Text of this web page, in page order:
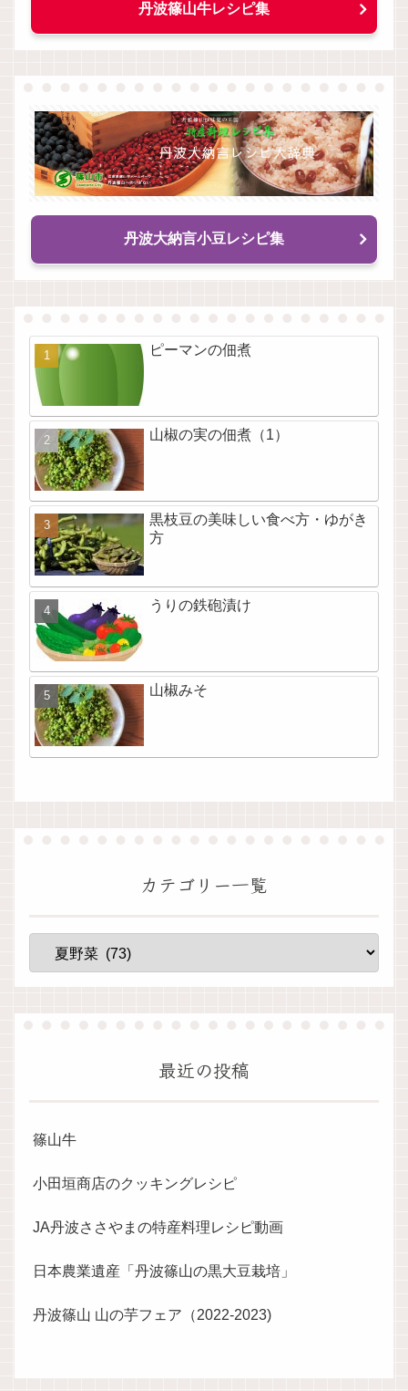
丹波篠山牛レシピ集
丹波大納言小豆レシピ集
ピーマンの佃煮
山椒の実の佃煮（1）
黒枝豆の美味しい食べ方・ゆがき
方
うりの鉄砲漬け
山椒みそ
カテゴリー一覧
最近の投稿
篠山牛
小田垣商店のクッキングレシピ
JA丹波ささやまの特産料理レシピ動画
日本農業遺産「丹波篠山の黒大豆栽培」
丹波篠山 山の芋フェア（2022-2023)